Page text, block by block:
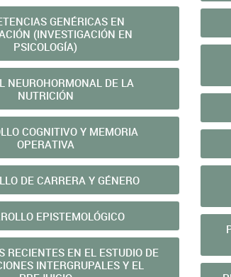
GENÉRICAS EN
(INVESTIGACIÓN EN
PSICOLOGÍA)
NEUROHORMONAL DE LA
NUTRICIÓN
COGNITIVO Y MEMORIA
OPERATIVA
DE CARRERA Y GÉNERO
EPISTEMOLÓGICO
RECIENTES EN EL ESTUDIO DE
INTERGRUPALES Y EL